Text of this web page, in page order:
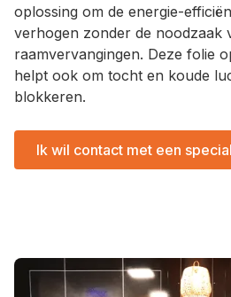
oplossing om de energie-
verhogen zonder de noodzaak
raamvervangingen. Deze folie
helpt ook om tocht en koude
blokkeren.
Ik wil contact met een